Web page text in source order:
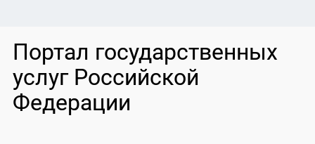
Портал государственных
услуг Российской
Федерации